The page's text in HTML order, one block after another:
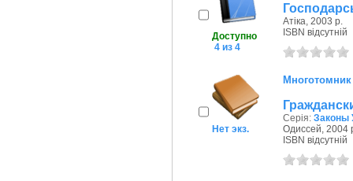
Доступно
4 из 4
Атіка, 2003 р.
ISBN відсутній
Нет экз.
Многотомник
Серія: Законы
Одиссей, 2004
ISBN відсутній